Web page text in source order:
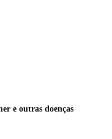
e outras doenças